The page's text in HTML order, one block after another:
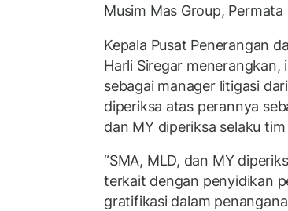
Musim Mas Group,
Kepala Pusat Penerangan
Harli Siregar menerangkan,
sebagai manager litigasi
diperiksa atas perannya
dan MY diperiksa selaku
“SMA, MLD, dan MY
terkait dengan penyidikan
gratifikasi dalam